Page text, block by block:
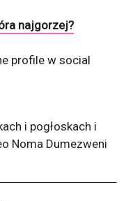
najgorzej?
profile w social
i pogłoskach i
Noma Dumezweni